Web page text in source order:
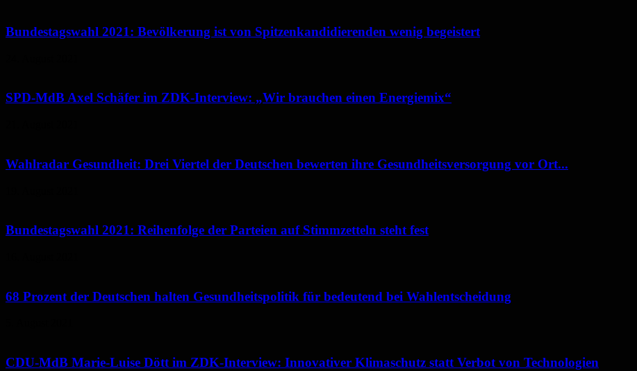
Bundestagswahl 2021: Bevölkerung ist von Spitzenkandidierenden wenig begeistert
SPD-MdB Axel Schäfer im ZDK-Interview: „Wir brauchen einen Energiemix“
Wahlradar Gesundheit: Drei Viertel der Deutschen bewerten ihre Gesundheitsversorgung vor Ort...
Bundestagswahl 2021: Reihenfolge der Parteien auf Stimmzetteln steht fest
68 Prozent der Deutschen halten Gesundheitspolitik für bedeutend bei Wahlentscheidung
CDU-MdB Marie-Luise Dött im ZDK-Interview: Innovativer Klimaschutz statt Verbot von Technologien